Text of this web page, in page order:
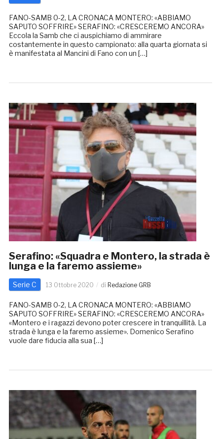
FANO-SAMB 0-2, LA CRONACA MONTERO: «ABBIAMO
SAPUTO SOFFRIRE» SERAFINO: «CRESCEREMO ANCORA»
Eccola la Samb che ci auspichiamo di ammirare
costantemente in questo campionato: alla quarta giornata si
è manifestata al Mancini di Fano con un […]
Serafino: «Squadra e Montero, la strada è
lunga e la faremo assieme»
Serie C 13 Ottobre 2020 di Redazione GRB
FANO-SAMB 0-2, LA CRONACA MONTERO: «ABBIAMO
SAPUTO SOFFRIRE» SERAFINO: «CRESCEREMO ANCORA»
«Montero e i ragazzi devono poter crescere in tranquillità. La
strada è lunga e la faremo assieme». Domenico Serafino
vuole dare fiducia alla sua […]